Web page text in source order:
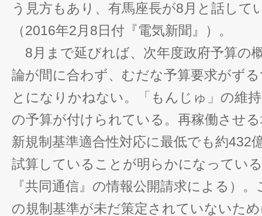
う見方もあり、有馬座長が8月と話して
（2016年2月8日付『電気新聞』）。
8月まで延びれば、次年度政府予算の
論が間に合わず、むだな予算要求がず
とになりかねない。「もんじゅ」の維
の予算が付けられている。再稼働させ
新規制基準適合性対応に最低でも約432
試算していることが明らかになってい
『共同通信』の情報公開請求による）
の規制基準が未だ策定されていないた